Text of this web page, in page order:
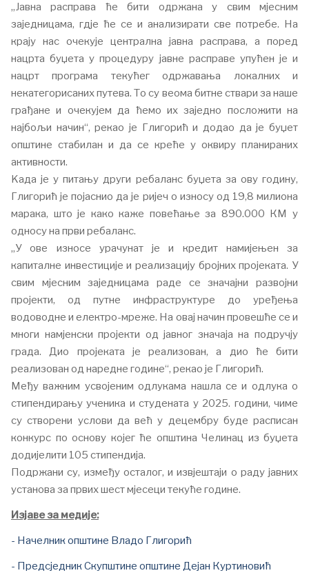
„Јавна расправа ће бити одржана у свим мјесним
заједницама, гдје ће се и анализирати све потребе. На
крају нас очекује централна јавна расправа, а поред
нацрта буџета у процедуру јавне расправе упућен је и
нацрт програма текућег одржавања локалних и
некатегорисаних путева. То су веома битне ствари за наше
грађане и очекујем да ћемо их заједно посложити на
најбољи начин“, рекао је Глигорић и додао да је буџет
општине стабилан и да се креће у оквиру планираних
активности.
Kaда је у питању други ребаланс буџета за ову годину,
Глигорић је појаснио да је ријеч о износу од 19,8 милиона
марака, што је како каже повећање за 890.000 КМ у
односу на први ребаланс.
„У ове износе урачунат је и кредит намијењен за
капиталне инвестиције и реализацију бројних пројеката. У
свим мјесним заједницама раде се значајни развојни
пројекти, од путне инфраструктуре до уређења
водоводне и електро-мреже. На овај начин провешће се и
многи намјенски пројекти од јавног значаја на подручју
града. Дио пројеката је реализован, а дио ће бити
реализован од наредне године“, рекао је Глигорић.
Међу важним усвојеним одлукама нашла се и одлука о
стипендирању ученика и студената у 2025. години, чиме
су створени услови да већ у децембру буде расписан
конкурс по основу којег ће општина Челинац из буџета
додијелити 105 стипендија.
Подржани су, између осталог, и извјештаји о раду јавних
установа за првих шест мјесеци текуће године.
Изјаве за медије:
- Начелник општине Владо Глигорић
- Предсједник Скупштине општине Дејан Куртиновић